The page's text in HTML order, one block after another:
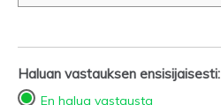
Haluan vastauksen ensisijaisesti:
En halua vastausta